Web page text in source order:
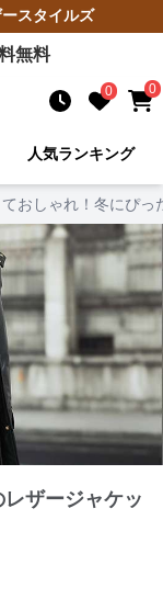
ースタイルズ
無料
0 0
人気ランキング
おしゃれ！冬にぴっ
ザージャケッ